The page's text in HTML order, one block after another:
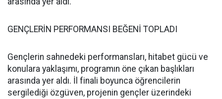
GENÇLERİN PERFORMANSI BEĞENİ TOPLADI
Gençlerin sahnedeki performansları, hitabet gücü ve
konulara yaklaşımı, programın öne çıkan başlıkları
arasında yer aldı. İl finali boyunca öğrencilerin
sergilediği özgüven, projenin gençler üzerindeki